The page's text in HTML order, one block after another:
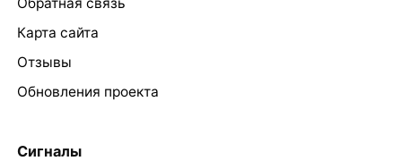
Карта сайта
Отзывы
Обновления проекта
Сигналы